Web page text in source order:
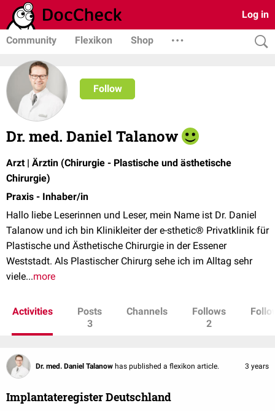
Log in
Community Flexikon Shop
Follow
Dr. med. Daniel Talanow
Arzt | Ärztin (Chirurgie - Plastische und ästhetische
Chirurgie)
Praxis - Inhaber/in
Hallo liebe Leserinnen und Leser, mein Name ist Dr. Daniel
Talanow und ich bin Klinikleiter der e-sthetic® Privatklinik für
Plastische und Ästhetische Chirurgie in der Essener
Weststadt. Als Plastischer Chirurg sehe ich im Alltag sehr
viele...more
Activities
Posts
3
Channels
Follows
2
Dr. med. Daniel Talanow has published a flexikon article. 3 years
Implantateregister Deutschland